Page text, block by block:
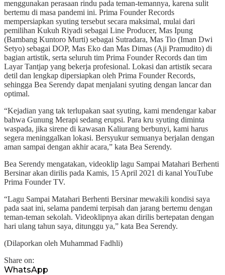
menggunakan perasaan rindu pada teman-temannya, karena sulit
bertemu di masa pandemi ini. Prima Founder Records
mempersiapkan syuting tersebut secara maksimal, mulai dari
pemilihan Kukuh Riyadi sebagai Line Producer, Mas Ipung
(Bambang Kuntoro Murti) sebagai Sutradara, Mas Tio (Iman Dwi
Setyo) sebagai DOP, Mas Eko dan Mas Dimas (Aji Pramudito) di
bagian artistik, serta seluruh tim Prima Founder Records dan tim
Layar Tantjap yang bekerja profesional. Lokasi dan artistik secara
detil dan lengkap dipersiapkan oleh Prima Founder Records,
sehingga Bea Serendy dapat menjalani syuting dengan lancar dan
optimal.
“Kejadian yang tak terlupakan saat syuting, kami mendengar kabar
bahwa Gunung Merapi sedang erupsi. Para kru syuting diminta
waspada, jika sirene di kawasan Kaliurang berbunyi, kami harus
segera meninggalkan lokasi. Bersyukur semuanya berjalan dengan
aman sampai dengan akhir acara,” kata Bea Serendy.
Bea Serendy mengatakan, videoklip lagu Sampai Matahari Berhenti
Bersinar akan dirilis pada Kamis, 15 April 2021 di kanal YouTube
Prima Founder TV.
“Lagu Sampai Matahari Berhenti Bersinar mewakili kondisi saya
pada saat ini, selama pandemi terpisah dan jarang bertemu dengan
teman-teman sekolah. Videoklipnya akan dirilis bertepatan dengan
hari ulang tahun saya, ditunggu ya,” kata Bea Serendy.
(Dilaporkan oleh Muhammad Fadhli)
Share on:
WhatsApp